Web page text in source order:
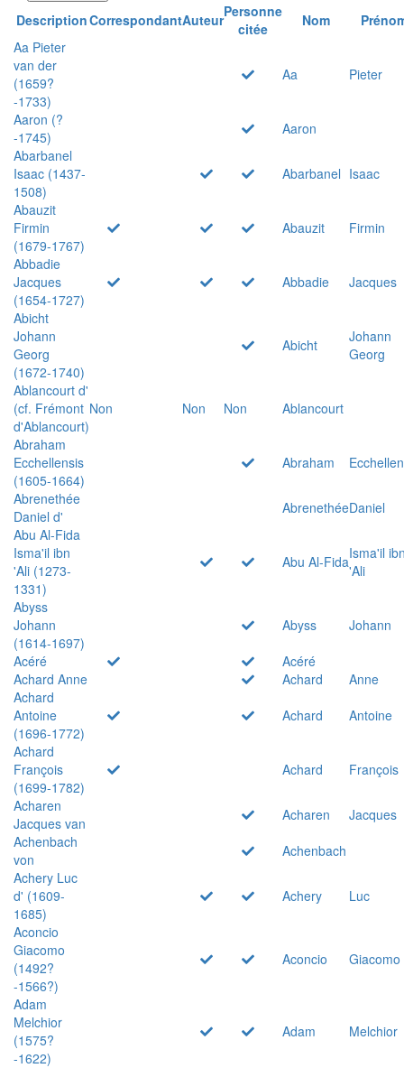
DescriptionCorrespondantAuteurPersonne
citée
Nom
Aa Pieter
van der
(1659?
-1733)
Aa Pieter
Aaron (?
-1745)
Aaron
Abarbanel
Isaac (1437-
1508)
Abarbanel Isaac
Abauzit
Firmin
(1679-1767)
Abauzit
Firmin
Abbadie
Jacques
(1654-1727)
Abbadie
Jacques
Abicht
Johann
Georg
(1672-1740)
Abicht
Johann
Georg
Ablancourt d'
(cf. Frémont
d'Ablancourt)
Non Non Non
Ablancourt
Abraham
Ecchellensis
(1605-1664)
Abraham
Abrenethée
Daniel d'
AbrenethéeDaniel
Abu Al-Fida
Isma'il ibn
'Ali (1273-
1331)
Abu Al-FidaIsma'il
'Ali
Abyss
Johann
(1614-1697)
Abyss
Johann
Acéré
Acéré
Achard Anne
Achard
Anne
Achard
Antoine
(1696-1772)
Achard
Antoine
Achard
François
(1699-1782)
Achard
François
Acharen
Jacques van
Acharen
Jacques
Achenbach
von
Achenbach
Achery Luc
d' (1609-
1685)
Achery
Luc
Aconcio
Giacomo
(1492?
-1566?)
Aconcio Giacomo
Adam
Melchior
(1575?
-1622)
Adam Melchior